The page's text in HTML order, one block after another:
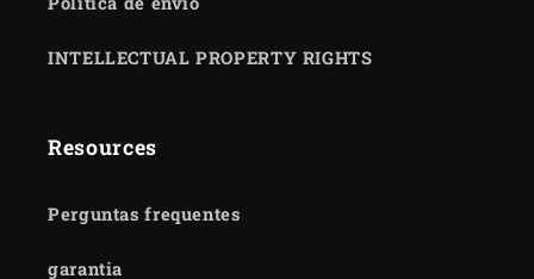
INTELLECTUAL PROPERTY RIGHTS
Resources
Perguntas frequentes
garantia